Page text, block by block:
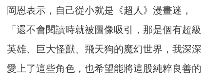
岡恩表示，自己從小就是《超人》漫畫迷，
「還不會閱讀時就被圖像吸引，那是個有超級
英雄、巨大怪獸、飛天狗的魔幻世界，我深深
愛上了這些角色，也希望能將這股純粹良善的